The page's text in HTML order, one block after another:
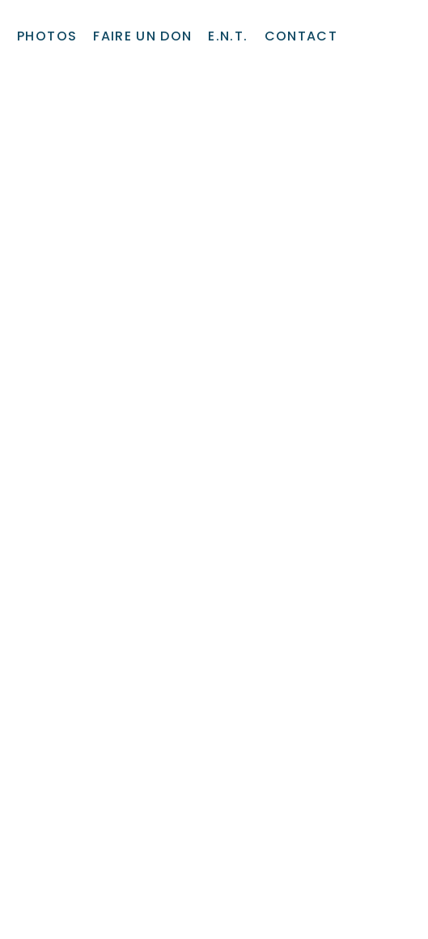
PHOTOS FAIRE UN DON E.N.T. CONTACT